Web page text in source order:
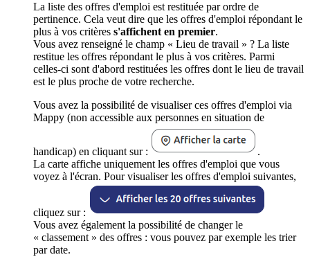
La liste des offres d'emploi est restituée par ordre de
pertinence. Cela veut dire que les offres d'emploi répondant le
plus à vos critères s'affichent en premier.
Vous avez renseigné le champ « Lieu de travail » ? La liste
restitue les offres répondant le plus à vos critères. Parmi
celles-ci sont d'abord restituées les offres dont le lieu de travail
est le plus proche de votre recherche.
Vous avez la possibilité de visualiser ces offres d'emploi via
Mappy (non accessible aux personnes en situation de
handicap) en cliquant sur :
.
La carte affiche uniquement les offres d'emploi que vous
voyez à l'écran. Pour visualiser les offres d'emploi suivantes,
cliquez sur :
Vous avez également la possibilité de changer le
« classement » des offres : vous pouvez par exemple les trier
par date.